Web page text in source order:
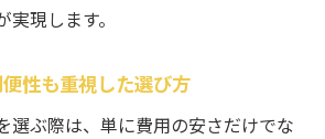
現します。
性も重視した選び方
選ぶ際は、単に費用の安さだけでな